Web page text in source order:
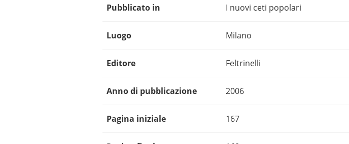
Pubblicato in I nuovi ceti popolari
Luogo Milano
Editore Feltrinelli
Anno di pubblicazione 2006
Pagina iniziale 167